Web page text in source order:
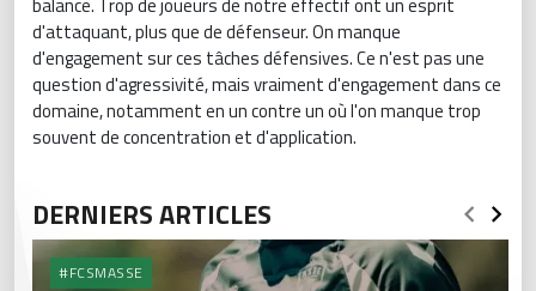
balance. Trop de joueurs de notre effectif ont un esprit
d'attaquant, plus que de défenseur. On manque
d'engagement sur ces tâches défensives. Ce n'est pas une
question d'agressivité, mais vraiment d'engagement dans ce
domaine, notamment en un contre un où l'on manque trop
souvent de concentration et d'application.
DERNIERS ARTICLES
#FCSMASSE